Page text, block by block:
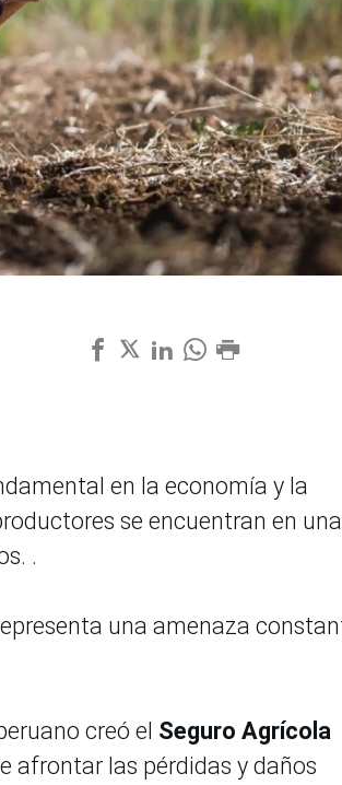
en la economía y la
se encuentran en una
.
una amenaza
creó el Seguro Agrícola
afrontar las pérdidas y daños